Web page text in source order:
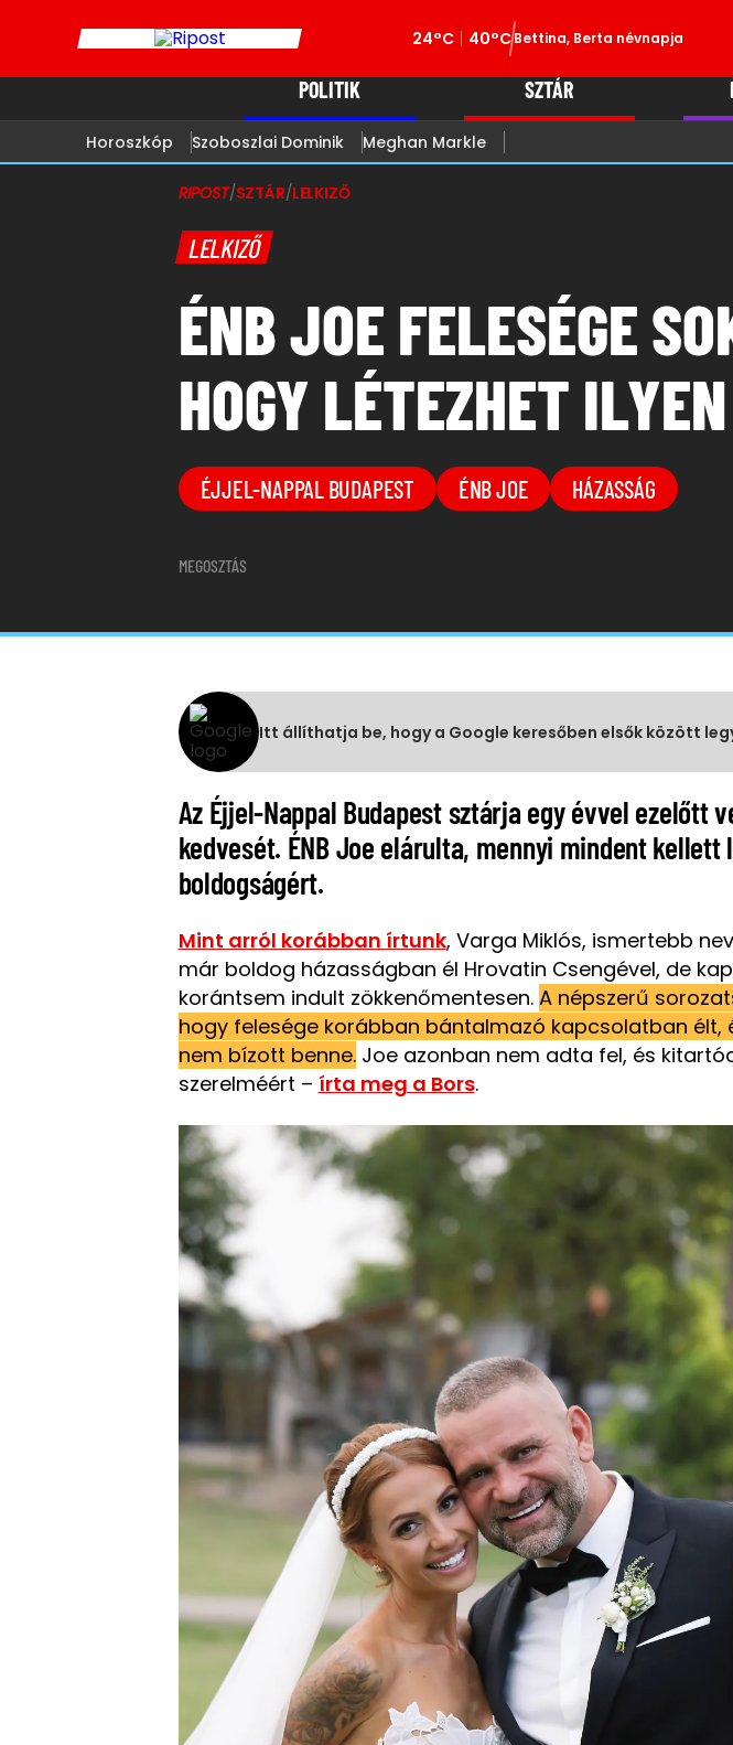
24°C 40°CBettina, Berta névnapja
POLITIK SZTÁR
Horoszkóp Szoboszlai Dominik Meghan Markle
RIPOST/SZTÁR/LELKIZŐ
LELKIZŐ
ÉNB JOE FELESÉGE
HOGY LÉTEZHET
ÉJJEL-NAPPAL BUDAPEST ÉNB JOE HÁZASSÁG
MEGOSZTÁS
Itt állíthatja be, hogy a Google keresőben elsők között
Az Éjjel-Nappal Budapest sztárja egy évvel ezelőtt
kedvesét. ÉNB Joe elárulta, mennyi mindent kellett
boldogságért.
Mint arról korábban írtunk, Varga Miklós, ismertebb
már boldog házasságban él Hrovatin Csengével, de
korántsem indult zökkenőmentesen. A népszerű
hogy felesége korábban bántalmazó kapcsolatban élt,
nem bízott benne.Joe azonban nem adta fel, és
szerelméért – írta meg a Bors.